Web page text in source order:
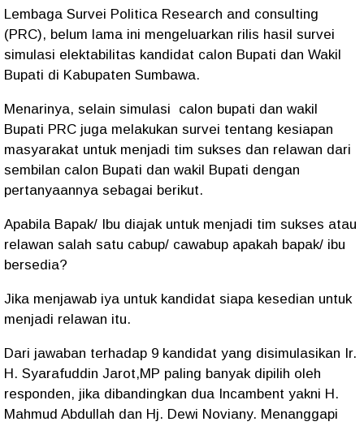
Lembaga Survei Politica Research and consulting
(PRC), belum lama ini mengeluarkan rilis hasil survei
simulasi elektabilitas kandidat calon Bupati dan Wakil
Bupati di Kabupaten Sumbawa.
Menarinya, selain simulasi calon bupati dan wakil
Bupati PRC juga melakukan survei tentang kesiapan
masyarakat untuk menjadi tim sukses dan relawan dari
sembilan calon Bupati dan wakil Bupati dengan
pertanyaannya sebagai berikut.
Apabila Bapak/ Ibu diajak untuk menjadi tim sukses atau
relawan salah satu cabup/ cawabup apakah bapak/ ibu
bersedia?
Jika menjawab iya untuk kandidat siapa kesedian untuk
menjadi relawan itu.
Dari jawaban terhadap 9 kandidat yang disimulasikan Ir.
H. Syarafuddin Jarot,MP paling banyak dipilih oleh
responden, jika dibandingkan dua Incambent yakni H.
Mahmud Abdullah dan Hj. Dewi Noviany. Menanggapi